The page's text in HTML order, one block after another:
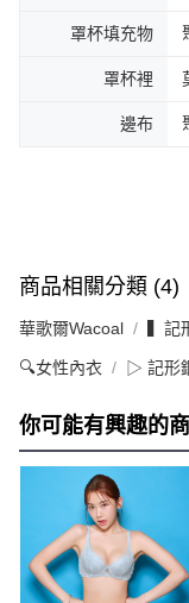
罩杯填充物
罩杯裡
邊布
商品相關分類 (4)
華歌爾Wacoal ▍記
🔍女性內衣 ▷ 記形
你可能有興趣的